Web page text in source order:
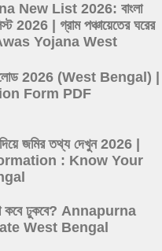
New List 2026: বাংলা
2026 | গ্রাম পঞ্চায়েতের ঘরের
Yojana West
2026 (West Bengal) |
Form PDF
জমির তথ্য দেখুন 2026 |
: Know Your
কবে ঢুকবে? Annapurna
West Bengal